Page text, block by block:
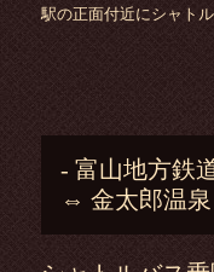
駅の正面付近にシャト
- 富山地方鉄
⇔ 金太郎温泉